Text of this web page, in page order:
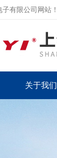
有限公司网站！
关于我们